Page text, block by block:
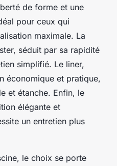
de forme et une
pour ceux qui
maximale. La
séduit par sa rapidité
simplifié. Le liner,
économique et pratique,
et étanche. Enfin, le
élégante et
un entretien plus
le choix se porte